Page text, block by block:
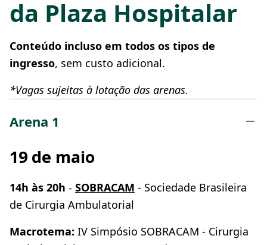
da Plaza Hospitalar
Conteúdo incluso em todos os tipos de
ingresso, sem custo adicional.
*Vagas sujeitas à lotação das arenas.
Arena 1
19 de maio
14h às 20h - SOBRACAM - Sociedade Brasileira
de Cirurgia Ambulatorial
Macrotema: IV Simpósio SOBRACAM - Cirurgia